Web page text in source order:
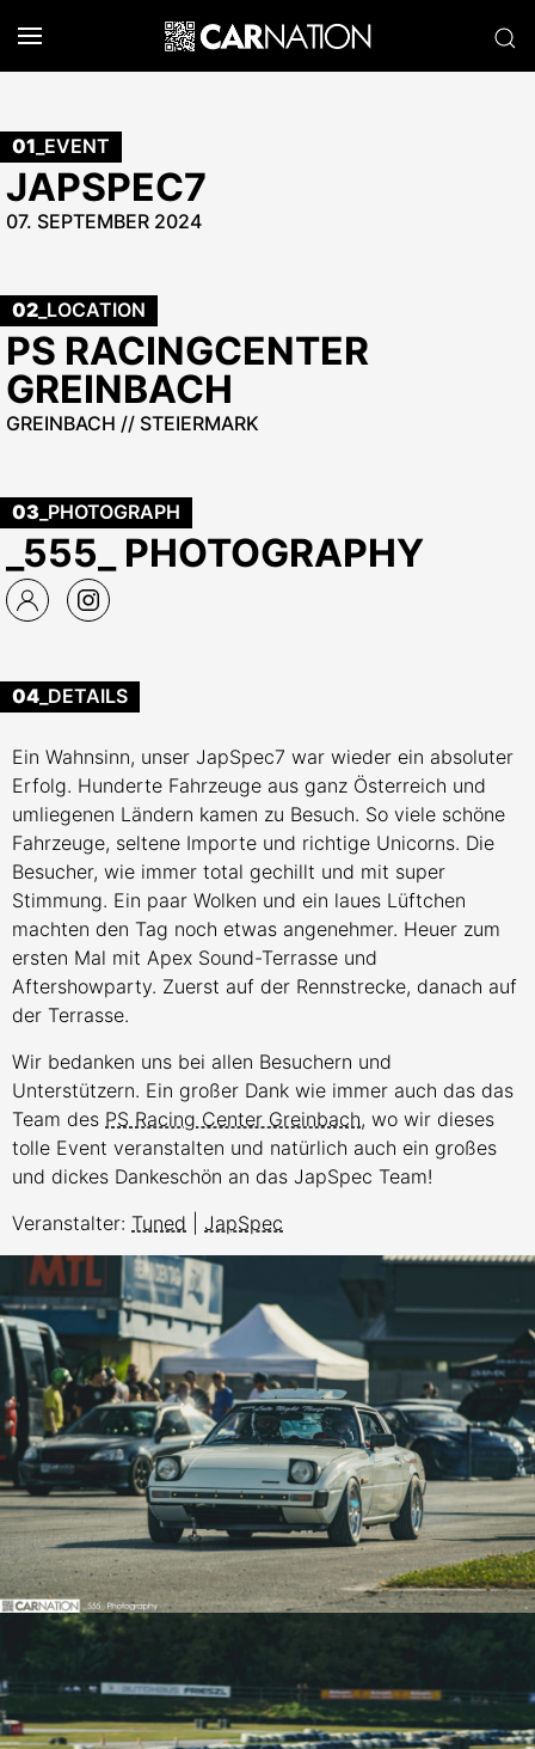
01 _EVENT
JAPSPEC7
07. SEPTEMBER 2024
02 _LOCATION
PS RACINGCENTER
GREINBACH
GREINBACH // STEIERMARK
03 _PHOTOGRAPH
_555_ PHOTOGRAPHY
04 _DETAILS
Ein Wahnsinn, unser JapSpec7 war wieder ein absoluter
Erfolg. Hunderte Fahrzeuge aus ganz Österreich und
umliegenen Ländern kamen zu Besuch. So viele schöne
Fahrzeuge, seltene Importe und richtige Unicorns. Die
Besucher, wie immer total gechillt und mit super
Stimmung. Ein paar Wolken und ein laues Lüftchen
machten den Tag noch etwas angenehmer. Heuer zum
ersten Mal mit Apex Sound-Terrasse und
Aftershowparty. Zuerst auf der Rennstrecke, danach auf
der Terrasse.
Wir bedanken uns bei allen Besuchern und
Unterstützern. Ein großer Dank wie immer auch das das
Team des PS Racing Center Greinbach, wo wir dieses
tolle Event veranstalten und natürlich auch ein großes
und dickes Dankeschön an das JapSpec Team!
Veranstalter: Tuned JapSpec